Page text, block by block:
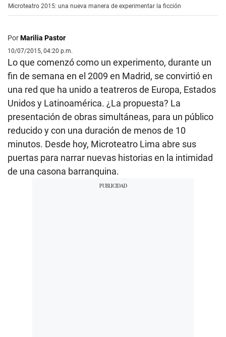
Microteatro 2015: una nueva manera de experimentar la ficción
PorMarilia Pastor
10/07/2015, 04:20 p.m.
Lo que comenzó como un experimento, durante un
fin de semana en el 2009 en Madrid, se convirtió en
una red que ha unido a teatreros de Europa, Estados
Unidos y Latinoamérica. ¿La propuesta? La
presentación de obras simultáneas, para un público
reducido y con una duración de menos de 10
minutos. Desde hoy, Microteatro Lima abre sus
puertas para narrar nuevas historias en la intimidad
de una casona barranquina.